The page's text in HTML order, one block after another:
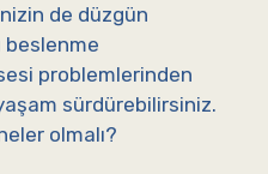
de düzgün
beslenme
problemlerinden
sürdürebilirsiniz.
olmalı?